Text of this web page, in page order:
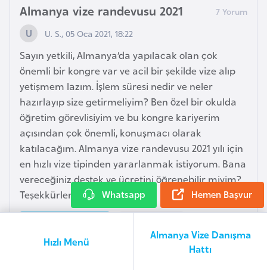
Almanya vize randevusu 2021
U. S., 05 Oca 2021, 18:22
Sayın yetkili, Almanya’da yapılacak olan çok
önemli bir kongre var ve acil bir şekilde vize alıp
yetişmem lazım. İşlem süresi nedir ve neler
hazırlayıp size getirmeliyim? Ben özel bir okulda
öğretim görevlisiyim ve bu kongre kariyerim
açısından çok önemli, konuşmacı olarak
katılacağım. Almanya vize randevusu 2021 yılı için
en hızlı vize tipinden yararlanmak istiyorum. Bana
vereceğiniz destek ve ücretini öğrenebilir miyim?
Teşekkürler.
Hızlı Menü
Almanya Vize Danışma
Hattı
g
M
a
c
a
r
i
s
t
a
n
Hemen Başvur
Whatsapp